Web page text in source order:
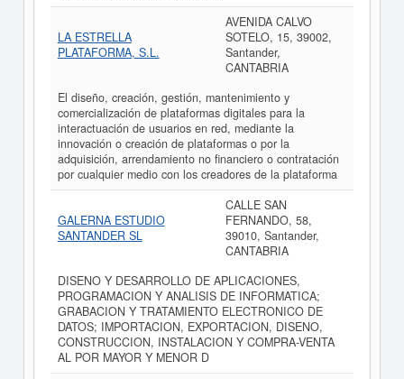
LA ESTRELLA
PLATAFORMA, S.L.
AVENIDA CALVO
SOTELO, 15, 39002,
Santander,
CANTABRIA
El diseño, creación, gestión, mantenimiento y
comercialización de plataformas digitales para la
interactuación de usuarios en red, mediante la
innovación o creación de plataformas o por la
adquisición, arrendamiento no financiero o contratación
por cualquier medio con los creadores de la plataforma
GALERNA ESTUDIO
SANTANDER SL
CALLE SAN
FERNANDO, 58,
39010, Santander,
CANTABRIA
DISENO Y DESARROLLO DE APLICACIONES,
PROGRAMACION Y ANALISIS DE INFORMATICA;
GRABACION Y TRATAMIENTO ELECTRONICO DE
DATOS; IMPORTACION, EXPORTACION, DISENO,
CONSTRUCCION, INSTALACION Y COMPRA-VENTA
AL POR MAYOR Y MENOR D